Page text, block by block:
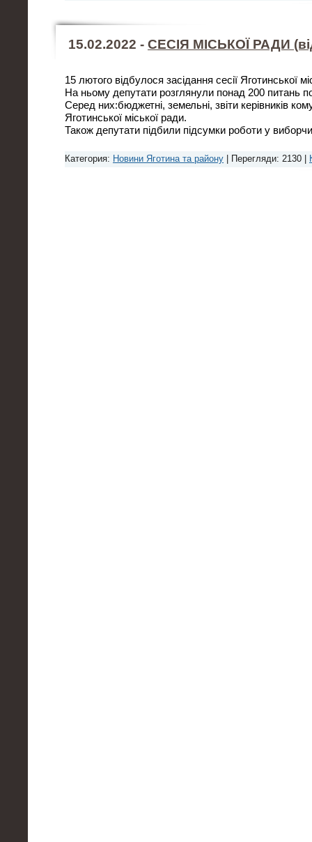
15.02.2022 - СЕСІЯ МІСЬКОЇ РАДИ
15 лютого відбулося засідання сесії Яготинської
На ньому депутати розглянули понад 200 питань
Серед них:бюджетні, земельні, звіти керівників
Яготинської міської ради.
Також депутати підбили підсумки роботи у
Категория: Новини Яготина та району | Перегляди: 2130 |